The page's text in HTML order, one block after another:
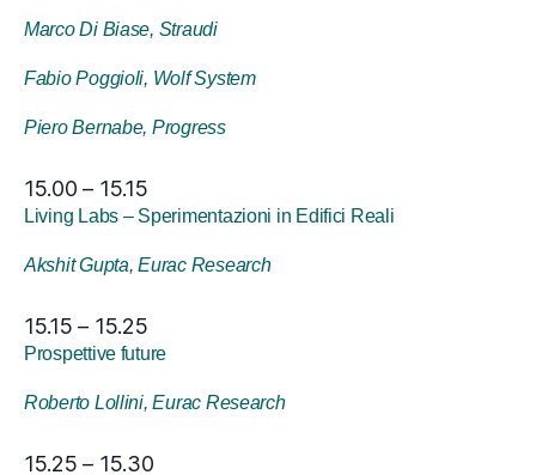
Marco Di Biase, Straudi
Fabio Poggioli, Wolf System
Piero Bernabe, Progress
15.00 – 15.15
Living Labs – Sperimentazioni in Edifici Reali
Akshit Gupta, Eurac Research
15.15 – 15.25
Prospettive future
Roberto Lollini, Eurac Research
15.25 – 15.30